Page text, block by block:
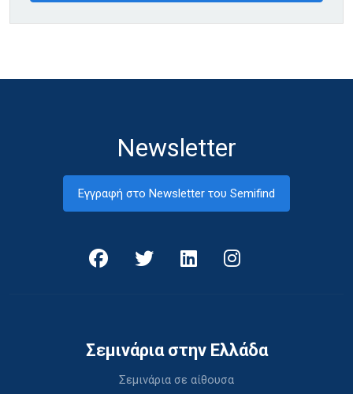
Newsletter
Εγγραφή στο Newsletter του Semifind
Σεμινάρια στην Ελλάδα
Σεμινάρια σε αίθουσα